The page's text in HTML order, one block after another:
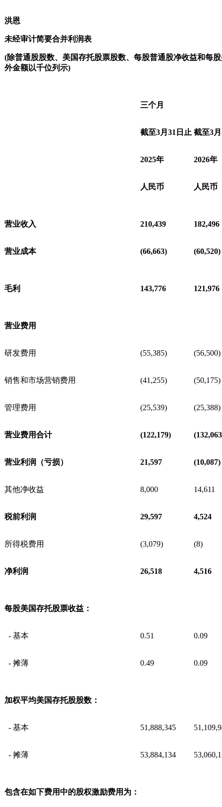
洪恩
未经审计简要合并利润表
(除普通股股数、美国存托股票股数、每股普通股净收益和每
外金额以千位列示)
三个月
截至3月 31 日止 截至3月
2025年 2026年
人民币 人民币
营业收入 210,439 182,496
营业成本 (66,663) (60,520)
毛利 143,776 121,976
营业费用
研发费用 (55,385) (56,500)
销售和市场营销费用 (41,255) (50,175)
管理费用 (25,539) (25,388)
营业费用合计 (122,179)
营业利润（亏损） 21,597 (10,087)
其他净收益 8,000 14,611
税前利润 29,597 4,524
所得税费用 (3,079) (8)
净利润 26,518 4,516
每股美国存托股票收益：
- 基本 0.51 0.09
- 摊薄 0.49 0.09
加权平均美国存托股股数：
- 基本 51,888,345
- 摊薄 53,884,134
包含在如下费用中的股权激励费用为：